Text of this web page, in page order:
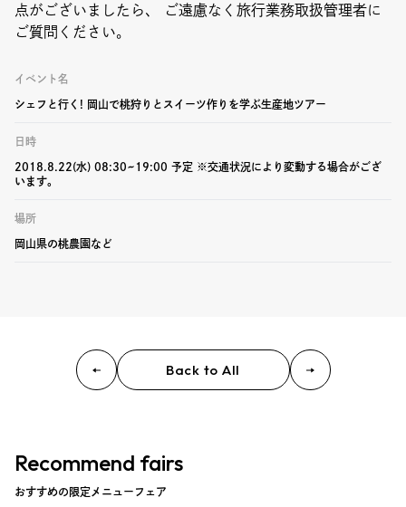
点がございましたら、 ご遠慮なく旅行業務取扱管理者に
ご質問ください。
イベント名
シェフと行く! 岡山で桃狩りとスイーツ作りを学ぶ生産地ツアー
日時
2018.8.22(水) 08:30~19:00 予定 ※交通状況により変動する場合がござ
います。
場所
岡山県の桃農園など
Back to All
Recommend fairs
おすすめの限定メニューフェア